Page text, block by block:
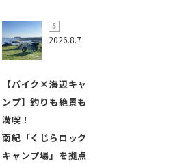
2026.8.7
【バイク×海辺キャ
ンプ】釣りも絶景も
満喫！
南紀「くじらロック
キャンプ場」を拠点